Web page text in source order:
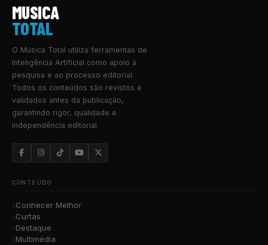
MUSICA
TOTAL
O Música Total utiliza ferramentas de
Inteligência Artificial como apoio à
pesquisa e ao processo editorial.
Todos os conteúdos são revistos e
validados antes da publicação,
garantindo rigor, qualidade e
independência editorial.
CONTEÚDO
Conhecer Melhor
Curtas
Destaque
Multimédia